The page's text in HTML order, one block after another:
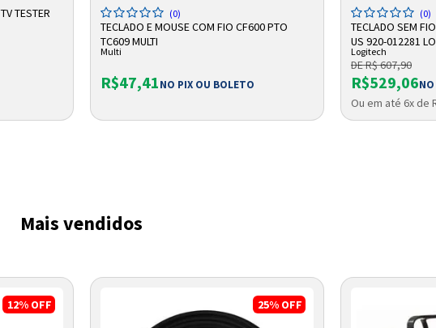
TESTER
ADICIONAR A SACOLA
(0)
TECLADO E MOUSE COM FIO CF600 PTO
TC609 MULTI
Multi
R$47,41NO PIX OU BOLETO
(0)
TECLADO SEM
US 920-012281
Logitech
DE R$ 607,90
R$529,06
Ou em até 6x de
Mais vendidos
12% OFF 25% OFF